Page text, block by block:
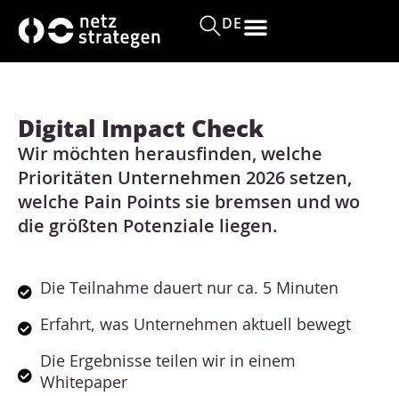
DE
Digital Impact Check
Wir möchten herausfinden, welche
Prioritäten Unternehmen 2026 setzen,
welche Pain Points sie bremsen und wo
die größten Potenziale liegen.
Die Teilnahme dauert nur ca. 5 Minuten
Erfahrt, was Unternehmen aktuell bewegt
Die Ergebnisse teilen wir in einem
Whitepaper